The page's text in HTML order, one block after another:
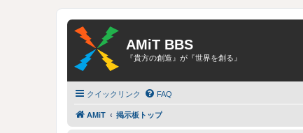
AMiT BBS
『貴方の創造』が『世界を創る』
クイックリンク FAQ
AMiT 掲示板トップ